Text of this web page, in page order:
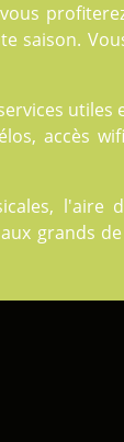
saison.
utiles
accès
l'aire
grands